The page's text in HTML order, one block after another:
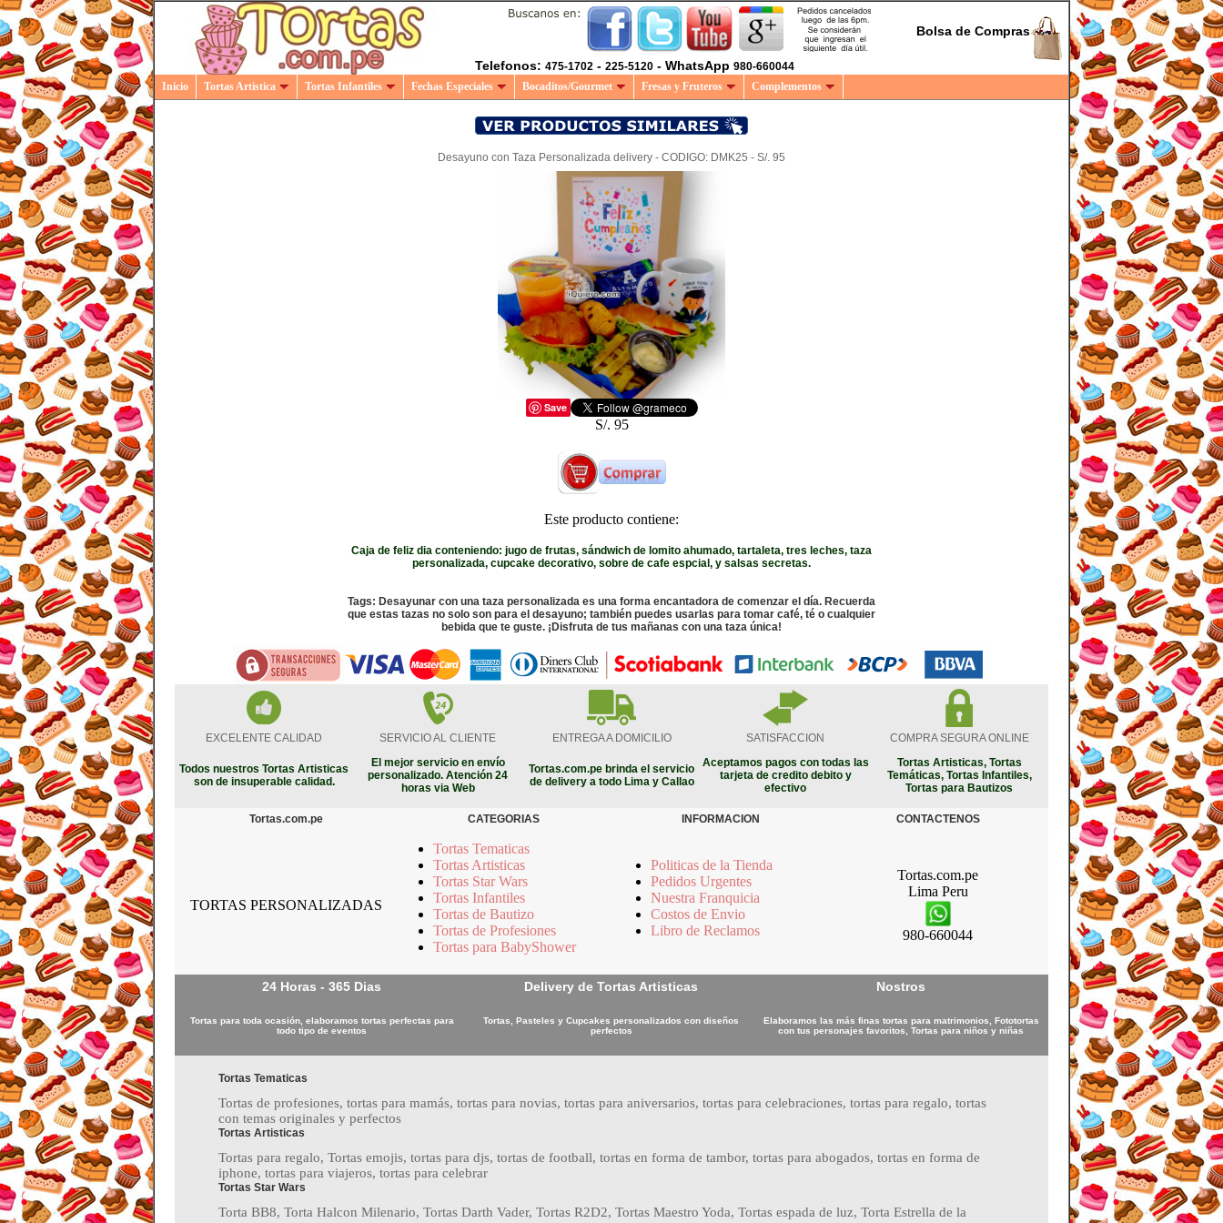
Bolsa de Compras
Telefonos: 475-1702 - 225-5120 - WhatsApp 980-660044
Inicio
Tortas Artistica Tortas Infantiles Fechas Especiales Bocaditos/Gourmet Fresas y Fruteros Complementos
Desayuno con Taza Personalizada delivery - CODIGO: DMK25 - S/. 95
Save
S/. 95
Este producto contiene:
Caja de feliz dia conteniendo: jugo de frutas, sándwich de lomito ahumado, tartaleta, tres leches, taza
personalizada, cupcake decorativo, sobre de cafe espcial, y salsas secretas.
Tags: Desayunar con una taza personalizada es una forma encantadora de comenzar el día. Recuerda
que estas tazas no solo son para el desayuno; también puedes usarlas para tomar café, té o cualquier
bebida que te guste. ¡Disfruta de tus mañanas con una taza única!
EXCELENTE CALIDAD SERVICIO AL CLIENTE ENTREGA A DOMICILIO SATISFACCION COMPRA SEGURA ONLINE
Todos nuestros Tortas Artisticas
son de insuperable calidad.
El mejor servicio en envío
personalizado. Atención 24
horas via Web
Tortas.com.pe brinda el servicio
de delivery a todo Lima y Callao
Aceptamos pagos con todas las
tarjeta de credito debito y
efectivo
Tortas Artisticas, Tortas
Temáticas, Tortas Infantiles,
Tortas para Bautizos
Tortas.com.pe CATEGORIAS INFORMACION CONTACTENOS
TORTAS PERSONALIZADAS
Tortas Tematicas
Tortas Artisticas
Tortas Star Wars
Tortas Infantiles
Tortas de Bautizo
Tortas de Profesiones
Tortas para BabyShower
Politicas de la Tienda
Pedidos Urgentes
Nuestra Franquicia
Costos de Envio
Libro de Reclamos
Tortas.com.pe
Lima Peru
980-660044
24 Horas - 365 Dias Delivery de Tortas Artisticas Nostros
Tortas para toda ocasión, elaboramos tortas perfectas para
todo tipo de eventos
Tortas, Pasteles y Cupcakes personalizados con diseños
perfectos
Elaboramos las más finas tortas para matrimonios, Fototortas
con tus personajes favoritos, Tortas para niños y niñas
Tortas Tematicas
Tortas de profesiones, tortas para mamás, tortas para novias, tortas para aniversarios, tortas para celebraciones, tortas para regalo, tortas
con temas originales y perfectos
Tortas Artisticas
Tortas para regalo, Tortas emojis, tortas para djs, tortas de football, tortas en forma de tambor, tortas para abogados, tortas en forma de
iphone, tortas para viajeros, tortas para celebrar
Tortas Star Wars
Torta BB8, Torta Halcon Milenario, Tortas Darth Vader, Tortas R2D2, Tortas Maestro Yoda, Tortas espada de luz, Torta Estrella de la